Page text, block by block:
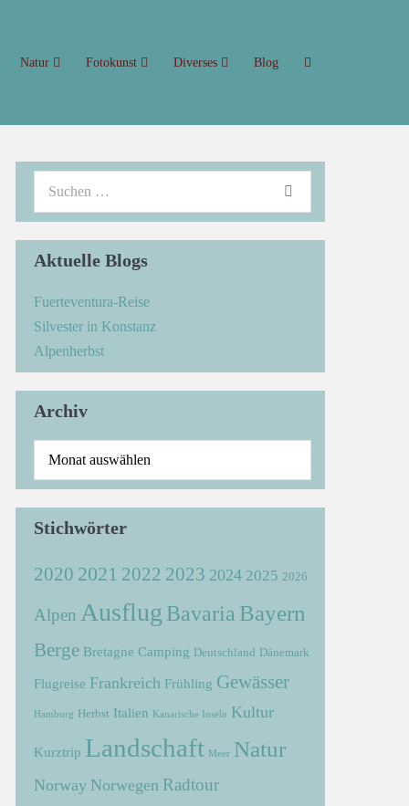
Natur Fotokunst Diverses Blog
Aktuelle Blogs
Fuerteventura-Reise
Silvester in Konstanz
Alpenherbst
Archiv
Stichwörter
2020 2021 2022 2023 2024 2025 2026
Alpen Ausflug Bavaria Bayern
Berge Bretagne Camping Deutschland Dänemark
Flugreise Frankreich Frühling Gewässer
Hamburg Herbst Italien Kanarische Inseln Kultur
Kurztrip Landschaft Meer Natur
Norway Norwegen Radtour